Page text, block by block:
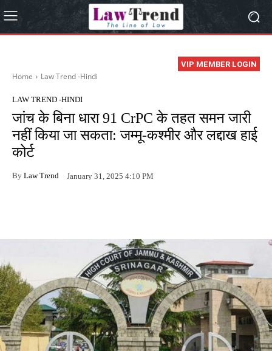
VIP MEMBER LOGIN
Home Law Trend -Hindi
LAW TREND -HINDI
जांच के बिना धारा 91 CrPC के तहत समन जारी
नहीं किया जा सकता: जम्मू-कश्मीर और लद्दाख हाई
कोर्ट
By Law Trend January 31, 2025 4:10 PM